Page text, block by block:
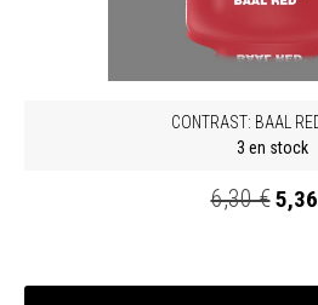
CONTRAST: BAAL
3 en stock
6,30 €